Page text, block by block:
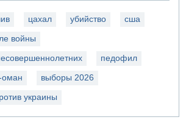
цахал убийство сша
войны
педофил
оман выборы 2026
украины